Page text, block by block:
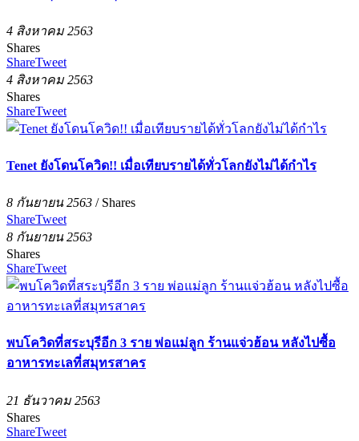
4 สิงหาคม 2563
Shares
ShareTweet
4 สิงหาคม 2563
Shares
ShareTweet
Tenet ยังโดนโควิด!! เมื่อเทียบรายได้ทั่วโลกยังไม่ได้กำไร
8 กันยายน 2563 / Shares
ShareTweet
8 กันยายน 2563
Shares
ShareTweet
พบโควิดที่สระบุรีอีก 3 ราย พ่อแม่ลูก ร้านแจ่วฮ้อน หลังไปซื้อ
อาหารทะเลที่สมุทรสาคร
21 ธันวาคม 2563
Shares
ShareTweet